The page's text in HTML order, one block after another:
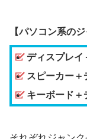
【パソコン系の
ディスプレイ
スピーカー＋
キーボード＋